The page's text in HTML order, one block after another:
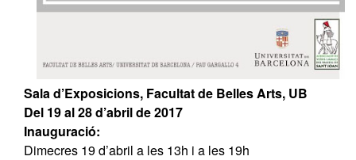
Sala d’Exposicions, Facultat de Belles Arts, UB
Del 19 al 28 d’abril de 2017
Inauguració:
Dimecres 19 d’abril a les 13h i a les 19h